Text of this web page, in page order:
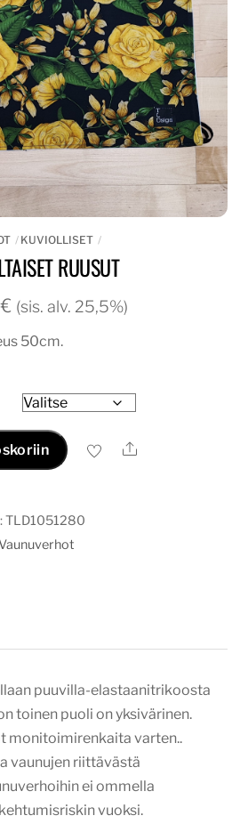
KUVIOLLISET
RUUSUT
€ Hintaluokka:
-
(sis. alv. 25,5%)
50cm.
Ale
TLD1051280
puuvilla-elastaanitrikoosta
toinen puoli on yksivärinen.
monitoimirenkaita varten..
vaunujen riittävästä
ei ommella
vuoksi.